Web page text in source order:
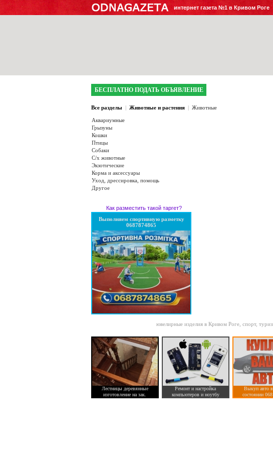
интернет газета №1 в Кривом Роге
БЕСПЛАТНО ПОДАТЬ ОБЪЯВЛЕНИЕ
Все разделы | Животные и растения | Животные
Аквариумные
Грызуны
Кошки
Птицы
Собаки
С/х животные
Экзотические
Корма и аксессуары
Уход, дрессировка, помощь
Другое
Как разместить такой таргет?
Выполняем спортивную разметку
0687874865
ювелирные изделия в Кривом Роге спорт,
Лестницы деревянные
изготовление на зак.
Ремонт и настройка
компьютеров и ноутбу
Выкуп авто
состоянии